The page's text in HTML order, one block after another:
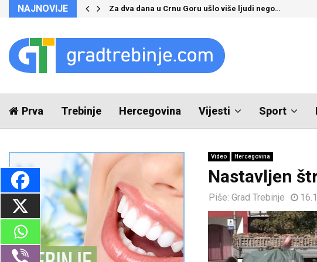
NAJNOVIJE Za dva dana u Crnu Goru ušlo više ljudi nego…
Prva Trebinje Hercegovina Vijesti Sport
Video Hercegovina
Nastavljen
Piše: Grad Trebinje